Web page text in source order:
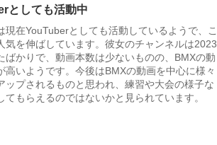
としても活動中
現在YouTuberとしても活動しているようで、こ
気を伸ばしています。彼女のチャンネルは2023
ばかりで、動画本数は少ないものの、BMXの動
高いようです。今後はBMXの動画を中心に様々
ップされるものと思われ、練習や大会の様子な
てもらえるのではないかと見られています。